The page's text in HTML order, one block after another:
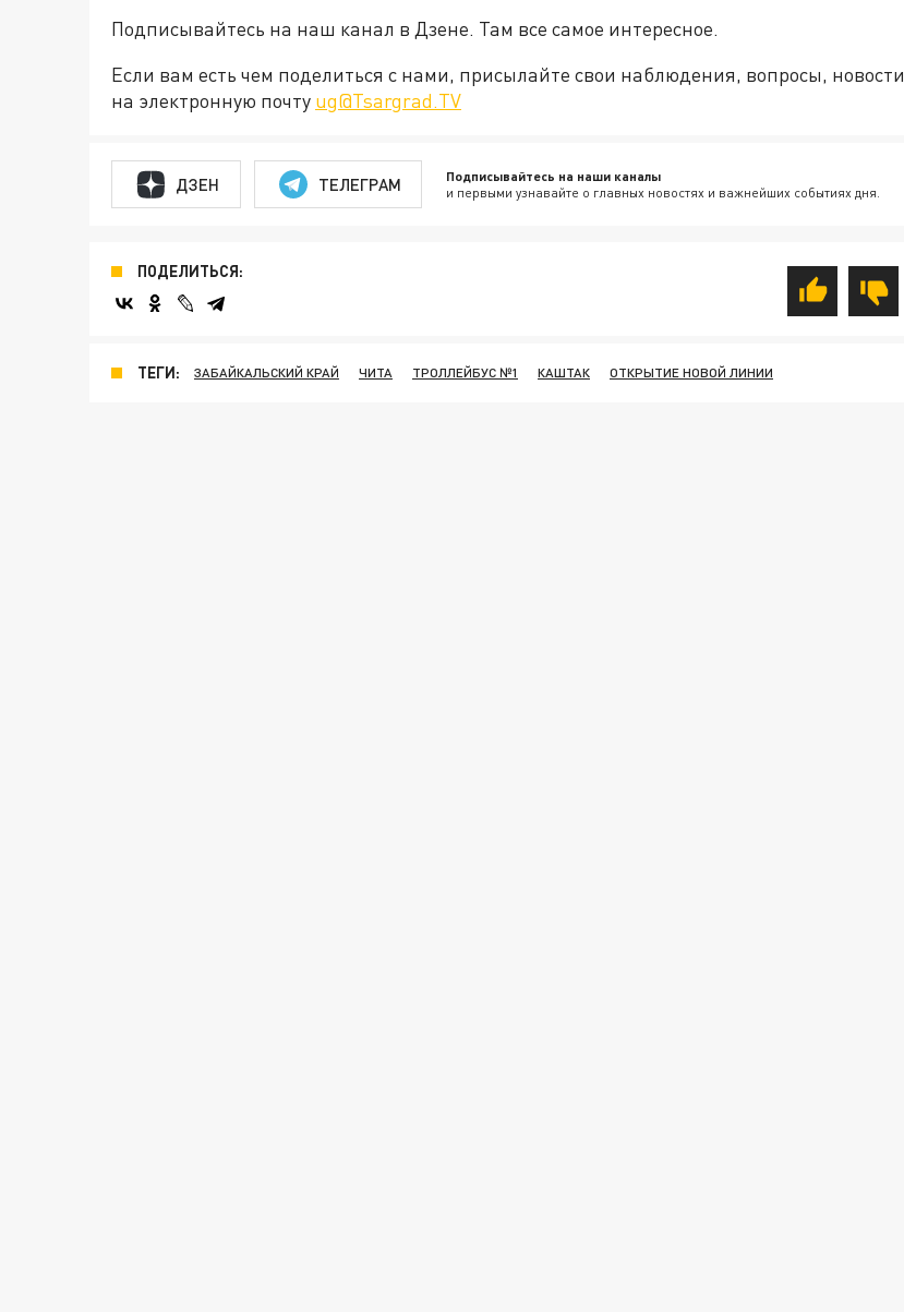
Подписывайтесь на наш канал в Дзене. Там все самое интересное.
Если вам есть чем поделиться с нами, присылайте свои наблюдения, вопросы, новости
на электронную почту ug@Tsargrad.TV
ДЗЕН ТЕЛЕГРАМ Подписывайтесь на наши каналы
и первыми узнавайте о главных новостях и важнейших событиях дня.
ПОДЕЛИТЬСЯ:
ТЕГИ: ЗАБАЙКАЛЬСКИЙ КРАЙ ЧИТА ТРОЛЛЕЙБУС №1 КАШТАК ОТКРЫТИЕ НОВОЙ ЛИНИИ